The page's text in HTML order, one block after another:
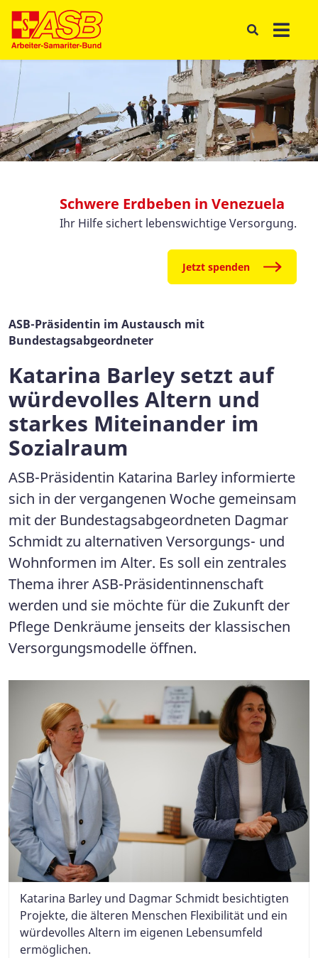
Schwere Erdbeben in Venezuela
Ihr Hilfe sichert lebenswichtige Versorgung.
Jetzt spenden
ASB-Präsidentin im Austausch mit
Bundestagsabgeordneter
Katarina Barley setzt auf
würdevolles Altern und
starkes Miteinander im
Sozialraum
ASB-Präsidentin Katarina Barley informierte
sich in der vergangenen Woche gemeinsam
mit der Bundestagsabgeordneten Dagmar
Schmidt zu alternativen Versorgungs- und
Wohnformen im Alter. Es soll ein zentrales
Thema ihrer ASB-Präsidentinnenschaft
werden und sie möchte für die Zukunft der
Pflege Denkräume jenseits der klassischen
Versorgungsmodelle öffnen.
Katarina Barley und Dagmar Schmidt besichtigten
Projekte, die älteren Menschen Flexibilität und ein
würdevolles Altern im eigenen Lebensumfeld
ermöglichen.